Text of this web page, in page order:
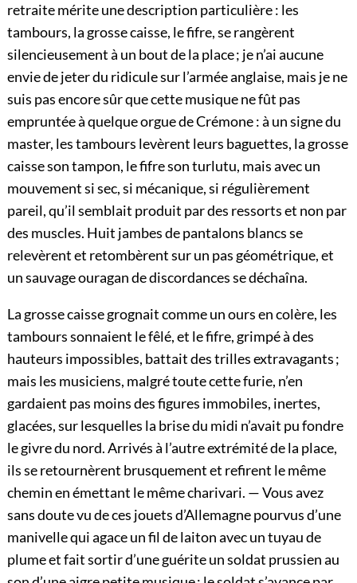
retraite mérite une description particulière : les
tambours, la grosse caisse, le fifre, se rangèrent
silencieusement à un bout de la place ; je n’ai aucune
envie de jeter du ridicule sur l’armée anglaise, mais je ne
suis pas encore sûr que cette musique ne fût pas
empruntée à quelque orgue de Crémone : à un signe du
master, les tambours levèrent leurs baguettes, la grosse
caisse son tampon, le fifre son turlutu, mais avec un
mouvement si sec, si mécanique, si régulièrement
pareil, qu’il semblait produit par des ressorts et non par
des muscles. Huit jambes de pantalons blancs se
relevèrent et retombèrent sur un pas géométrique, et
un sauvage ouragan de discordances se déchaîna.
La grosse caisse grognait comme un ours en colère, les
tambours sonnaient le fêlé, et le fifre, grimpé à des
hauteurs impossibles, battait des trilles extravagants ;
mais les musiciens, malgré toute cette furie, n’en
gardaient pas moins des figures immobiles, inertes,
glacées, sur lesquelles la brise du midi n’avait pu fondre
le givre du nord. Arrivés à l’autre extrémité de la place,
ils se retournèrent brusquement et refirent le même
chemin en émettant le même charivari. — Vous avez
sans doute vu de ces jouets d’Allemagne pourvus d’une
manivelle qui agace un fil de laiton avec un tuyau de
plume et fait sortir d’une guérite un soldat prussien au